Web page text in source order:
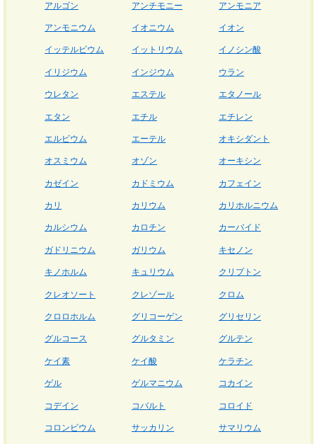
アルゴン アンチモニー アンモニア
アンモニウム イオニウム イオン
イッテルビウム イットリウム イノシン酸
イリジウム インジウム ウラン
ウレタン エステル エタノール
エタン エチル エチレン
エルビウム エーテル オキシダント
オスミウム オゾン オーキシン
カゼイン カドミウム カフェイン
カリ カリウム カリホルニウム
カルシウム カロチン カーバイド
ガドリニウム ガリウム キセノン
キノホルム キュリウム クリプトン
クレオソート クレゾール クロム
クロロホルム グリコーゲン グリセリン
グルコース グルタミン グルテン
ケイ素 ケイ酸 ケラチン
ゲル ゲルマニウム コカイン
コデイン コバルト コロイド
コロンビウム サッカリン サマリウム